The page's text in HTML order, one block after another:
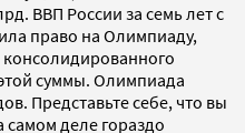
ВВП России за семь лет с
право на Олимпиаду,
консолидированного
суммы. Олимпиада
Представьте себе, что вы
самом деле гораздо